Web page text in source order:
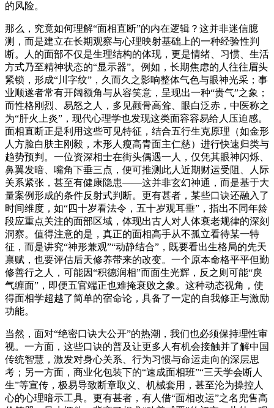
的风险。
那么，究竟如何理解“面相直断”的内在逻辑？这并非迷信臆
测，而是建立在长期观察与心理映射基础上的一种经验性判
断。人的面部不仅是生理结构的体现，更是情绪、习惯、生活
方式乃至精神状态的“显示器”。例如，长期焦虑的人往往眉头
紧锁，形成“川字纹”，久而久之影响整体气色与眼神光采；事
业顺遂者常有开阔额角与从容笑意，呈现出一种“贵气”之象；
而性格刚烈、易怒之人，多见颧骨高耸、眼白泛赤，中医称之
为“肝火上炎”，现代心理学也发现这类面容容易给人压迫感。
面相直断正是利用这些可见特征，结合五行生克原理（如金形
人方脸白肤主刚毅，木形人瘦高青面主仁慈）进行快速归类与
趋势预判。一位资深相士在街头偶遇一人，仅凭其眼神闪烁、
鼻翼发暗、嘴角下垂三点，便可推测此人近期财运受阻、人际
关系紧张，甚至有健康隐患——这并非玄幻神通，而是基于大
量案例形成的条件反射式判断。更有甚者，某些口诀还融入了
时间维度，如“四十岁看法令，五十岁观耳垂”，指出不同年龄
段应重点关注的面部区域，体现出古人对人体衰老规律的深刻
洞察。值得注意的是，真正的面相高手从不孤立看待某一特
征，而是讲究“神形兼观”“动静结合”，既要看出生格局的先天
禀赋，也要评估后天修养带来的改变。一个原本命格平平但勤
修善行之人，可能因“积德润相”而面生光辉，反之则可能“戾
气缠面”，即便五官端正也难掩衰败之象。这种动态视角，使
得面相学超越了简单的宿命论，具备了一定的自我修正与激励
功能。
当然，面对“绝密口诀大公开”的热潮，我们也必须保持理性审
视。一方面，这些口诀的普及让更多人有机会接触并了解中国
传统智慧，激发对身心关系、行为习惯与命运走向的深层思
考；另一方面，商业化包装下的“速成面相班”“三天学会断人
生”等宣传，极易导致断章取义、机械套用，甚至沦为操控人
心的心理暗示工具。更有甚者，有人借“面相改运”之名兜售高